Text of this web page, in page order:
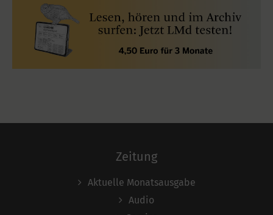
Zeitung
Aktuelle Monatsausgabe
Audio